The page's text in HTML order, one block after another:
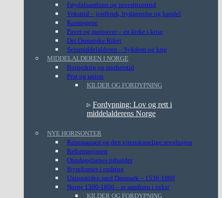
Føydalsamfunn og investiturstrid
Veksttid – jordbruk, bydannelse og handel
Korstogene
Paver og motpaver – en kirke i krise
Det Osmanske Riket
Seinmiddelalderen – Sykdom og krig
MIDDELALDEREN I NORGE
Borgerkrig og storhetstid
Pest og union
KILDER OG FORDYPNING
▹ Fordypning: Lov og rett i
middelalderens Norge
NYE HORISONTER
Renessansen og den vitenskapelige revolusjon
Reformasjonen
Oppdagelsenes tidsalder
Styreformer i endring
Unionstiden med Danmark – 1536-1800
Norge 1500-1800 – et samfunn i vekst
KILDER OG FORDYPNING